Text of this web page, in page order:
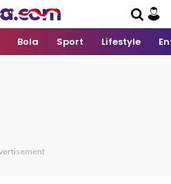
Bola Sport Lifestyle